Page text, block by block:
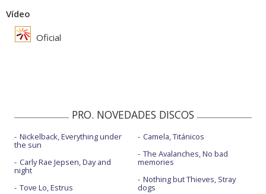
Vídeo
Oficial
PRO. NOVEDADES DISCOS
Nickelback, Everything under
the sun
Carly Rae Jepsen, Day and
night
Tove Lo, Estrus
Camela, Titánicos
The Avalanches, No bad
memories
Nothing but Thieves, Stray
dogs